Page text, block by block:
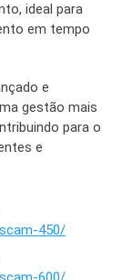
ideal para
em tempo
e
gestão mais
para o
e
450/